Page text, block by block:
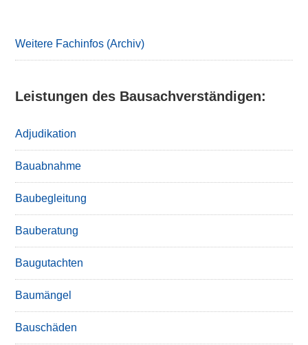
Weitere Fachinfos (Archiv)
Leistungen des Bausachverständigen:
Adjudikation
Bauabnahme
Baubegleitung
Bauberatung
Baugutachten
Baumängel
Bauschäden